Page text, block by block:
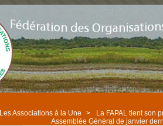
Les Associations à la Une >
La FAPAL tient son
Assemblée Général de janvier